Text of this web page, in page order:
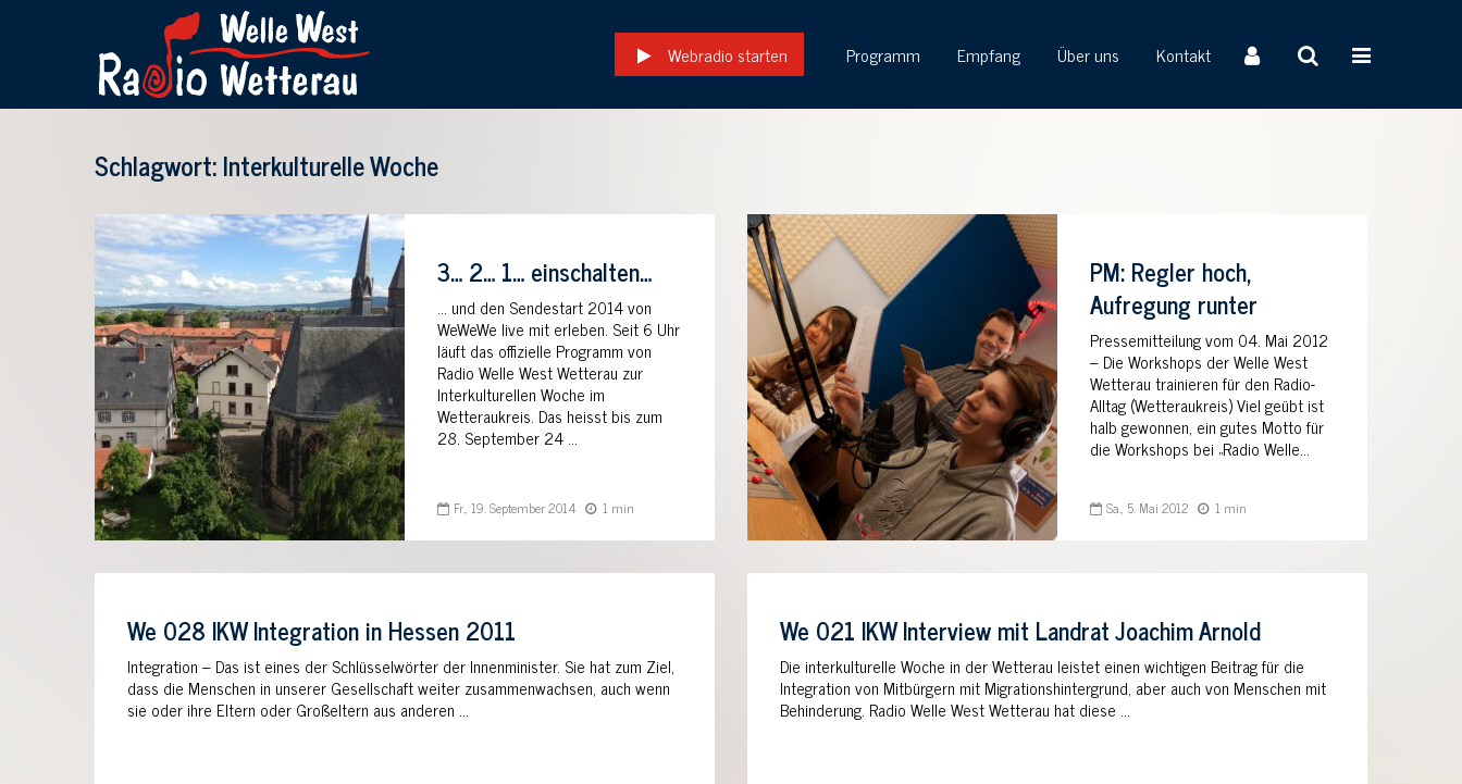
Webradio starten Programm Empfang Über uns Kontakt
Schlagwort: Interkulturelle Woche
3… 2… 1… einschalten…
… und den Sendestart 2014 von
WeWeWe live mit erleben. Seit 6 Uhr
läuft das offizielle Programm von
Radio Welle West Wetterau zur
Interkulturellen Woche im
Wetteraukreis. Das heisst bis zum
28. September 24 …
Fr., 19. September 2014 1 min
PM: Regler hoch,
Aufregung runter
Pressemitteilung vom 04. Mai 2012
– Die Workshops der Welle West
Wetterau trainieren für den Radio-
Alltag (Wetteraukreis) Viel geübt ist
halb gewonnen, ein gutes Motto für
die Workshops bei „Radio Welle...
Sa., 5. Mai 2012 1 min
We 028 IKW Integration in Hessen 2011
Integration – Das ist eines der Schlüsselwörter der Innenminister. Sie hat zum Ziel,
dass die Menschen in unserer Gesellschaft weiter zusammenwachsen, auch wenn
sie oder ihre Eltern oder Großeltern aus anderen …
We 021 IKW Interview mit Landrat Joachim Arnold
Die interkulturelle Woche in der Wetterau leistet einen wichtigen Beitrag für die
Integration von Mitbürgern mit Migrationshintergrund, aber auch von Menschen mit
Behinderung. Radio Welle West Wetterau hat diese …